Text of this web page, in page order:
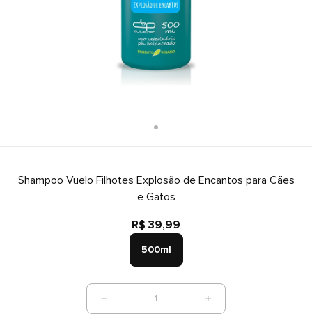
Shampoo Vuelo Filhotes Explosão de Encantos para Cães
e Gatos
R$ 39,99
500ml
1